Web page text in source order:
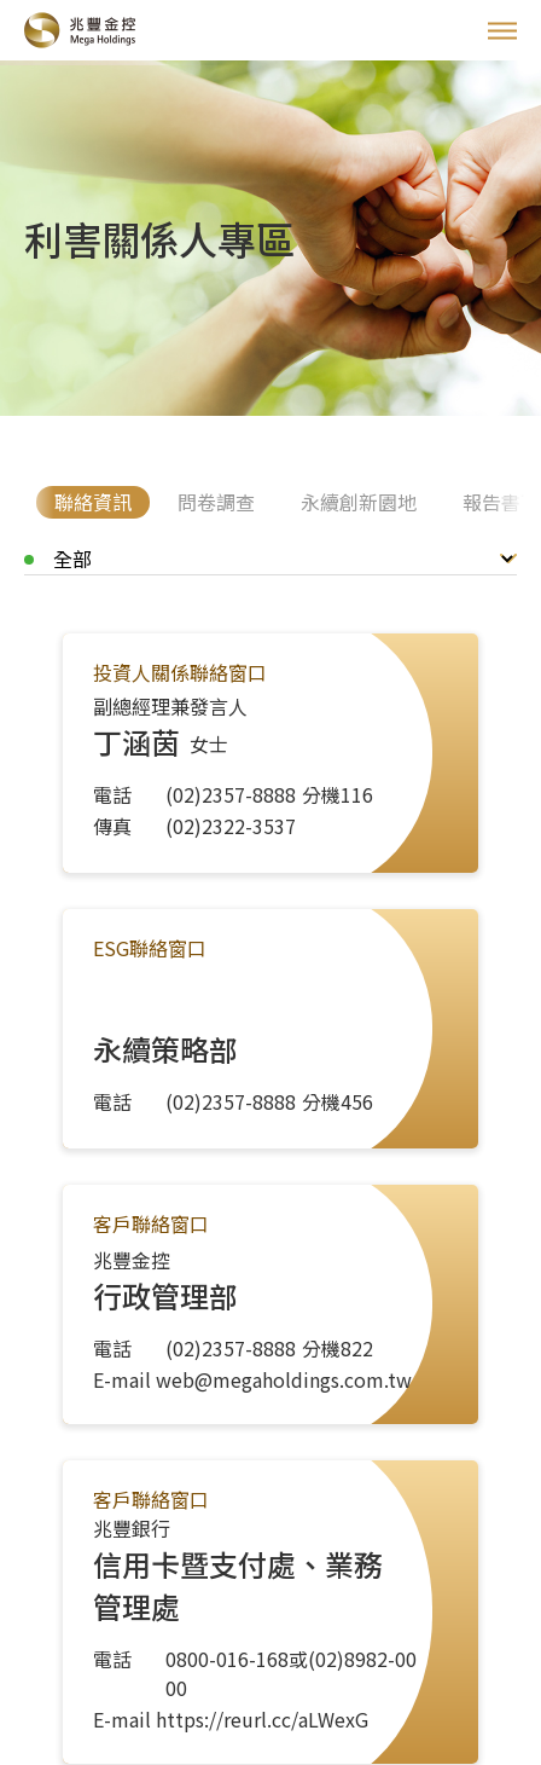
中 EN
永續經營
董事長的話
永續重點績效
永續治理架構
願景與策略
責任治理
公司治理
誠信經營
風險管理
法令遵循
打擊犯罪
環境永續
環境永續管理
綠色營運亮點成果
綠色採購
供應商管理
永續金融
永續金融管理
責任投融資
綠色與轉型金融
客戶承諾
普惠金融
客戶關係
數位創新
相關證書
員工關懷
多元徵才
薪酬福利
職業健康與安全
相關證書
社會共榮
問卷調查
永續創新園地
報告書下載
利害關係人專區
聯絡資訊 問卷調查 永續創新園地 報告書
投資人關係聯絡窗口
副總經理兼發言人
丁涵茵 女士
電話
(02)2357-8888 分機116
傳真
(02)2322-3537
ESG聯絡窗口
永續策略部
電話 (02)2357-8888 分機456
客戶聯絡窗口
兆豐金控
行政管理部
電話 (02)2357-8888 分機822
E-mail web@megaholdings.com.tw
客戶聯絡窗口
兆豐銀行
信用卡暨支付處、業務
管理處
電話
0800-016-168或(02)8982-00
00
E-mail https://reurl.cc/aLWexG